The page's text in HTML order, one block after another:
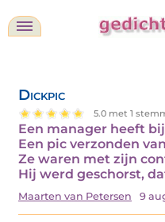
Dickpic
5.0 met 1
Een manager heeft
Een pic verzonden
Ze waren met zijn
Hij werd geschorst,
Maarten van Petersen 9